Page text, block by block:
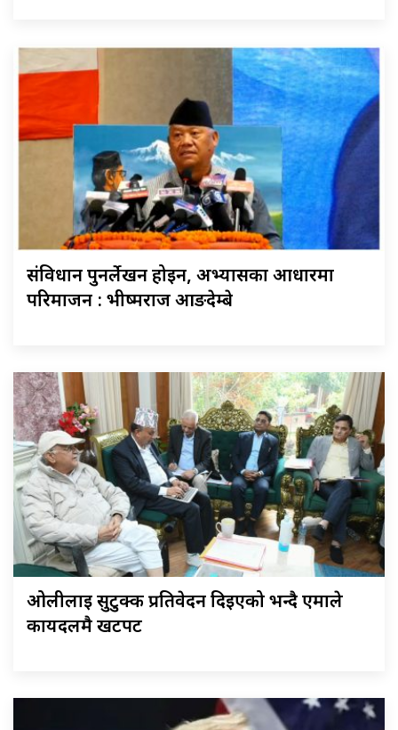
संविधान पुनर्लेखन होइन, अभ्यासका आधारमा
परिमार्जन : भीष्मराज आङदेम्बे
ओलीलाई सुटुक्क प्रतिवेदन दिइएको भन्दै एमाले
कार्यदलमै खटपट